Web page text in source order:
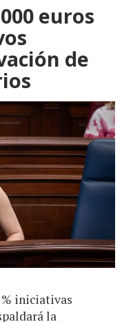
euros
de
iniciativas
la